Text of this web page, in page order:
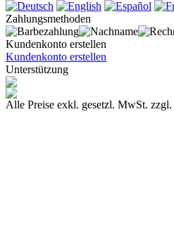
Zahlungsmethoden
Kundenkonto erstellen
Kundenkonto erstellen
Unterstützung
Alle Preise exkl. gesetzl. MwSt. zzgl.